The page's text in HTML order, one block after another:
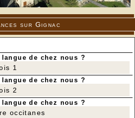
sur Gignac
de chez nous ?
1
de chez nous ?
2
de chez nous ?
occitanes